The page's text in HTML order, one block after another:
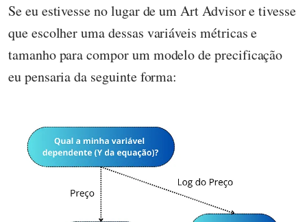
Se eu estivesse no lugar de um Art Advisor e tivesse
que escolher uma dessas variáveis métricas e
tamanho para compor um modelo de precificação
eu pensaria da seguinte forma: